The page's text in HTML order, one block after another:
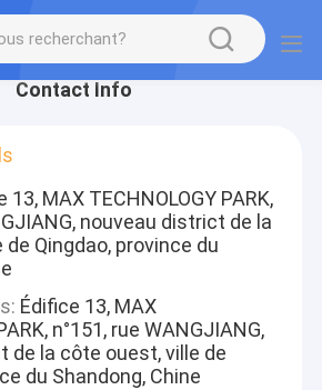
Contact Info
13, MAX TECHNOLOGY PARK,
nouveau district de la
Qingdao, province du
Édifice 13, MAX
n°151, rue WANGJIANG,
de la côte ouest, ville de
du Shandong, Chine